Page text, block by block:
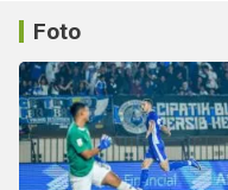
Foto